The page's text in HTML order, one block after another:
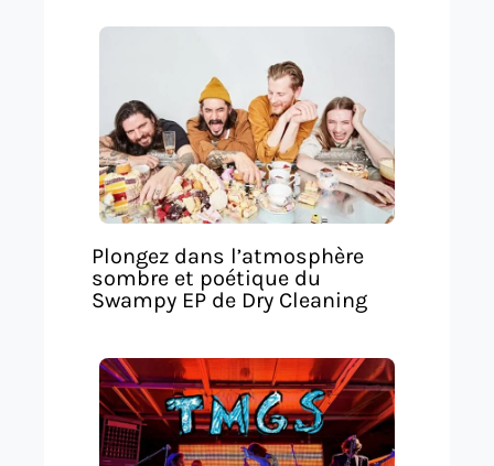
Plongez dans l’atmosphère
sombre et poétique du
Swampy EP de Dry Cleaning